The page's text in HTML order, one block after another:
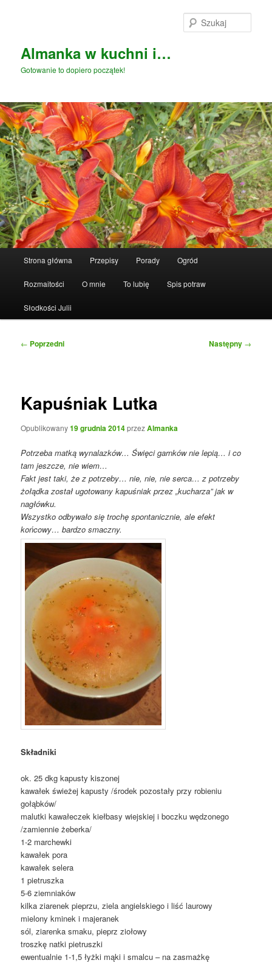
Almanka w kuchni i…
Gotowanie to dopiero początek!
Strona główna Przepisy Porady Ogród
Rozmaitości O mnie To lubię Spis potraw
Słodkości Julii
Nawigacja
← Poprzedni Następny →
Kapuśniak Lutka
Opublikowany19 grudnia 2014przezAlmanka
Potrzeba matką wynalazków… Święci garnków nie lepią… i co
tam jeszcze, nie wiem…
Fakt jest taki, że z potrzeby… nie, nie, nie serca… z potrzeby
żołądka został ugotowany kapuśniak przez „kucharza” jak w
nagłówku.
Wszystko odbywało się trochę spontanicznie, ale efekt
końcowy… bardzo smaczny.
Składniki
ok. 25 dkg kapusty kiszonej
kawałek świeżej kapusty /środek pozostały przy robieniu
gołąbków/
malutki kawałeczek kiełbasy wiejskiej i boczku wędzonego
/zamiennie żeberka/
1-2 marchewki
kawałek pora
kawałek selera
1 pietruszka
5-6 ziemniaków
kilka ziarenek pieprzu, ziela angielskiego i liść laurowy
mielony kminek i majeranek
sól, ziarenka smaku, pieprz ziołowy
troszkę natki pietruszki
ewentualnie 1-1,5 łyżki mąki i smalcu – na zasmażkę